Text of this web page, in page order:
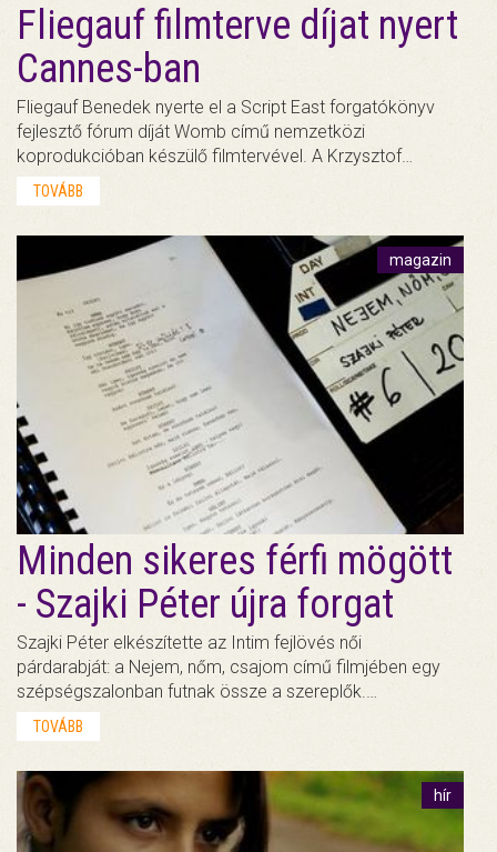
Fliegauf filmterve díjat nyert
Cannes-ban
Fliegauf Benedek nyerte el a Script East forgatókönyv
fejlesztő fórum díját Womb című nemzetközi
koprodukcióban készülő filmtervével. A Krzysztof…
TOVÁBB
magazin
Minden sikeres férfi mögött
- Szajki Péter újra forgat
Szajki Péter elkészítette az Intim fejlövés női
párdarabját: a Nejem, nőm, csajom című filmjében egy
szépségszalonban futnak össze a szereplők.…
TOVÁBB
hír